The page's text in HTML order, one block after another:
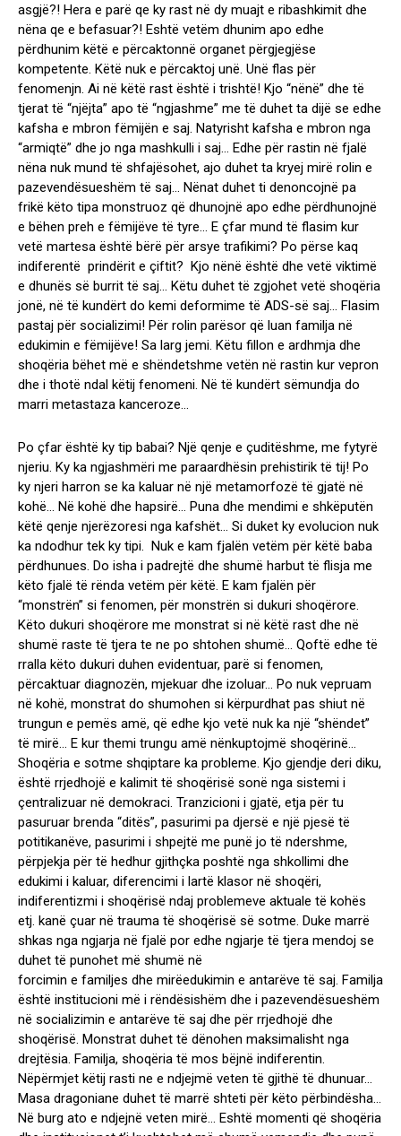
asgjë?! Hera e parë qe ky rast në dy muajt e ribashkimit dhe
nëna qe e befasuar?! Eshtë vetëm dhunim apo edhe
përdhunim këtë e përcaktonnë organet përgjegjëse
kompetente. Këtë nuk e përcaktoj unë. Unë flas për
fenomenjn. Ai në këtë rast është i trishtë! Kjo “nënë” dhe të
tjerat të “njëjta” apo të “ngjashme” me të duhet ta dijë se edhe
kafsha e mbron fëmijën e saj. Natyrisht kafsha e mbron nga
“armiqtë” dhe jo nga mashkulli i saj… Edhe për rastin në fjalë
nëna nuk mund të shfajësohet, ajo duhet ta kryej mirë rolin e
pazevendësueshëm të saj… Nënat duhet ti denoncojnë pa
frikë këto tipa monstruoz që dhunojnë apo edhe përdhunojnë
e bëhen preh e fëmijëve të tyre… E çfar mund të flasim kur
vetë martesa është bërë për arsye trafikimi? Po përse kaq
indiferentë prindërit e çiftit? Kjo nënë është dhe vetë viktimë
e dhunës së burrit të saj… Këtu duhet të zgjohet vetë shoqëria
jonë, në të kundërt do kemi deformime të ADS-së saj… Flasim
pastaj për socializimi! Për rolin parësor që luan familja në
edukimin e fëmijëve! Sa larg jemi. Këtu fillon e ardhmja dhe
shoqëria bëhet më e shëndetshme vetën në rastin kur vepron
dhe i thotë ndal këtij fenomeni. Në të kundërt sëmundja do
marri metastaza kanceroze…
Po çfar është ky tip babai? Një qenje e çuditëshme, me fytyrë
njeriu. Ky ka ngjashmëri me paraardhësin prehistirik të tij! Po
ky njeri harron se ka kaluar në një metamorfozë të gjatë në
kohë… Në kohë dhe hapsirë… Puna dhe mendimi e shkëputën
këtë qenje njerëzoresi nga kafshët… Si duket ky evolucion nuk
ka ndodhur tek ky tipi. Nuk e kam fjalën vetëm për këtë baba
përdhunues. Do isha i padrejtë dhe shumë harbut të flisja me
këto fjalë të rënda vetëm për këtë. E kam fjalën për
“monstrën” si fenomen, për monstrën si dukuri shoqërore.
Këto dukuri shoqërore me monstrat si në këtë rast dhe në
shumë raste të tjera te ne po shtohen shumë… Qoftë edhe të
rralla këto dukuri duhen evidentuar, parë si fenomen,
përcaktuar diagnozën, mjekuar dhe izoluar… Po nuk vepruam
në kohë, monstrat do shumohen si kërpurdhat pas shiut në
trungun e pemës amë, që edhe kjo vetë nuk ka një “shëndet”
të mirë… E kur themi trungu amë nënkuptojmë shoqërinë…
Shoqëria e sotme shqiptare ka probleme. Kjo gjendje deri diku,
është rrjedhojë e kalimit të shoqërisë sonë nga sistemi i
çentralizuar në demokraci. Tranzicioni i gjatë, etja për tu
pasuruar brenda “ditës”, pasurimi pa djersë e një pjesë të
potitikanëve, pasurimi i shpejtë me punë jo të ndershme,
përpjekja për të hedhur gjithçka poshtë nga shkollimi dhe
edukimi i kaluar, diferencimi i lartë klasor në shoqëri,
indiferentizmi i shoqërisë ndaj problemeve aktuale të kohës
etj. kanë çuar në trauma të shoqërisë së sotme. Duke marrë
shkas nga ngjarja në fjalë por edhe ngjarje të tjera mendoj se
duhet të punohet më shumë në
forcimin e familjes dhe mirëedukimin e antarëve të saj. Familja
është institucioni më i rëndësishëm dhe i pazevendësueshëm
në socializimin e antarëve të saj dhe për rrjedhojë dhe
shoqërisë. Monstrat duhet të dënohen maksimalisht nga
drejtësia. Familja, shoqëria të mos bëjnë indiferentin.
Nëpërmjet këtij rasti ne e ndjejmë veten të gjithë të dhunuar…
Masa dragoniane duhet të marrë shteti për këto përbindësha…
Në burg ato e ndjejnë veten mirë… Eshtë momenti që shoqëria